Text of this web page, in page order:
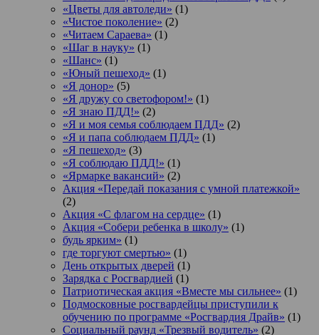
«Цветы для автоледи» (1)
«Чистое поколение» (2)
«Читаем Сараева» (1)
«Шаг в науку» (1)
«Шанс» (1)
«Юный пешеход» (1)
«Я донор» (5)
«Я дружу со светофором!» (1)
«Я знаю ПДД!» (2)
«Я и моя семья соблюдаем ПДД» (2)
«Я и папа соблюдаем ПДД» (1)
«Я пешеход» (3)
«Я соблюдаю ПДД!» (1)
«Ярмарке вакансий» (2)
Акция «Передай показания с умной платежкой»
(2)
Акция «С флагом на сердце» (1)
Акция «Собери ребенка в школу» (1)
будь ярким» (1)
где торгуют смертью» (1)
День открытых дверей (1)
Зарядка с Росгвардией (1)
Патриотическая акция «Вместе мы сильнее» (1)
Подмосковные росгвардейцы приступили к
обучению по программе «Росгвардия Драйв» (1)
Социальный раунд «Трезвый водитель» (2)